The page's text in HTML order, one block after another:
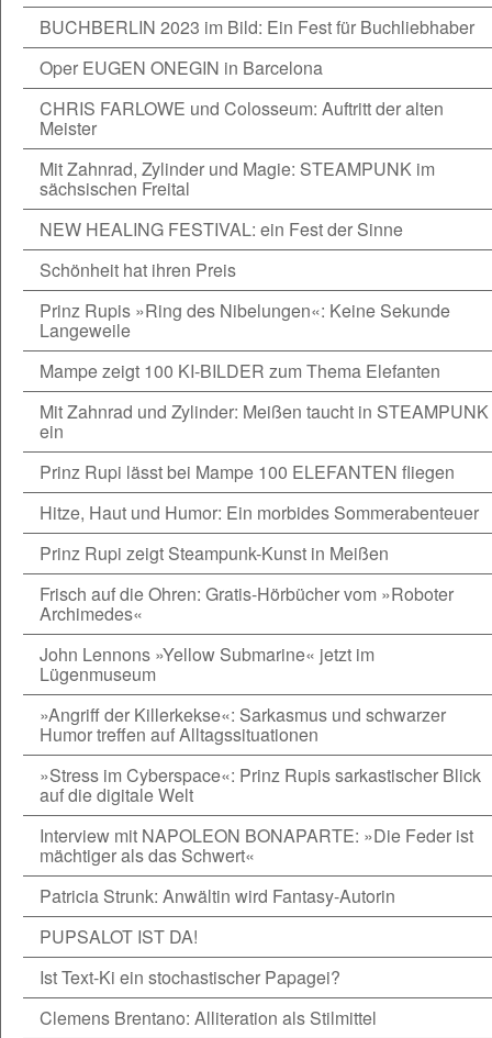
BUCHBERLIN 2023 im Bild: Ein Fest für Buchliebhaber
Oper EUGEN ONEGIN in Barcelona
CHRIS FARLOWE und Colosseum: Auftritt der alten
Meister
Mit Zahnrad, Zylinder und Magie: STEAMPUNK im
sächsischen Freital
NEW HEALING FESTIVAL: ein Fest der Sinne
Schönheit hat ihren Preis
Prinz Rupis »Ring des Nibelungen«: Keine Sekunde
Langeweile
Mampe zeigt 100 KI-BILDER zum Thema Elefanten
Mit Zahnrad und Zylinder: Meißen taucht in STEAMPUNK
ein
Prinz Rupi lässt bei Mampe 100 ELEFANTEN fliegen
Hitze, Haut und Humor: Ein morbides Sommerabenteuer
Prinz Rupi zeigt Steampunk-Kunst in Meißen
Frisch auf die Ohren: Gratis-Hörbücher vom »Roboter
Archimedes«
John Lennons »Yellow Submarine« jetzt im
Lügenmuseum
»Angriff der Killerkekse«: Sarkasmus und schwarzer
Humor treffen auf Alltagssituationen
»Stress im Cyberspace«: Prinz Rupis sarkastischer Blick
auf die digitale Welt
Interview mit NAPOLEON BONAPARTE: »Die Feder ist
mächtiger als das Schwert«
Patricia Strunk: Anwältin wird Fantasy-Autorin
PUPSALOT IST DA!
Ist Text-Ki ein stochastischer Papagei?
Clemens Brentano: Alliteration als Stilmittel